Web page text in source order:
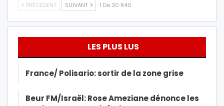
PRÉCÉDENT SUIVANT 1 De 30 840
LES PLUS LUS
France/ Polisario: sortir de la zone grise
Beur FM/Israël: Rose Ameziane dénonce les